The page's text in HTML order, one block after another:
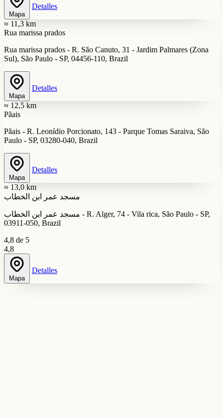
Mapa
Detalles
≈ 11,3 km
Rua marissa prados
Rua marissa prados - R. São Canuto, 31 - Jardim Palmares (Zona
Sul), São Paulo - SP, 04456-110, Brazil
Mapa
Detalles
≈ 12,5 km
Pãais
Pãais - R. Leonídio Porcionato, 143 - Parque Tomas Saraiva, São
Paulo - SP, 03280-040, Brazil
Mapa
Detalles
≈ 13,0 km
مسجد عمر ابن الخطاب
مسجد عمر ابن الخطاب - R. Alger, 74 - Vila rica, São Paulo - SP,
03911-050, Brazil
4,8 de 5
4,8
Mapa
Detalles